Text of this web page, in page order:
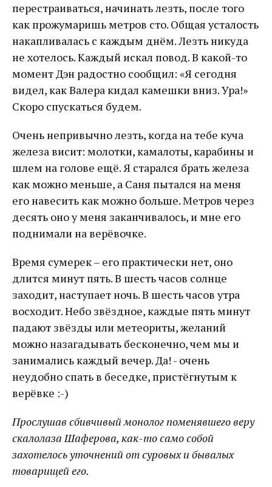
перестраиваться, начинать лезть, после того
как прожумаришь метров сто. Общая усталость
накапливалась с каждым днём. Лезть никуда
не хотелось. Каждый искал повод. В какой-то
момент Дэн радостно сообщил: «Я сегодня
видел, как Валера кидал камешки вниз. Ура!»
Скоро спускаться будем.
Очень непривычно лезть, когда на тебе куча
железа висит: молотки, камалоты, карабины и
шлем на голове ещё. Я старался брать железа
как можно меньше, а Саня пытался на меня
его навесить как можно больше. Метров через
десять оно у меня заканчивалось, и мне его
поднимали на верёвочке.
Время сумерек – его практически нет, оно
длится минут пять. В шесть часов солнце
заходит, наступает ночь. В шесть часов утра
восходит. Небо звёздное, каждые пять минут
падают звёзды или метеориты, желаний
можно назагадывать бесконечно, чем мы и
занимались каждый вечер. Да! - очень
неудобно спать в беседке, пристёгнутым к
верёвке :-)
Прослушав сбивчивый монолог поменявшего веру
скалолаза Шаферова, как-то само собой
захотелось уточнений от суровых и бывалых
товарищей его.